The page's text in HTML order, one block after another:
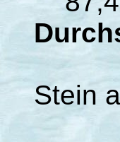
Stein